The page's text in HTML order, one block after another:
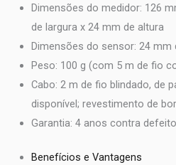
Dimensões do medidor: 126
de largura x 24 mm de altura
Dimensões do sensor: 24
Peso: 100 g (com 5 m de fio
Cabo: 2 m de fio blindado, de
disponível; revestimento de
Garantia: 4 anos contra
Benefícios e Vantagens